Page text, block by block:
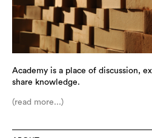
Academy is a place of discussion,
share knowledge.
(read more...)